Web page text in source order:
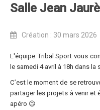
La Newsletter Tribal
Gérer votre
Dans la presse
Le Club VTT
Blog du Club
Salle Jean
Création : 30 mars 2026
L'équipe Tribal Sport vous
le samedi 4 avril à 18h dans la
C’est le moment de se
partager les projets à venir et
apéro 😉